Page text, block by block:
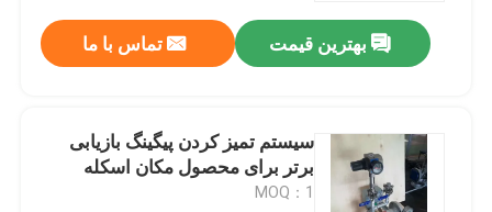
بهترین قیمت تماس با ما
سیستم تمیز کردن پیگینگ بازیابی
برتر برای محصول مکان اسکله
MOQ：1